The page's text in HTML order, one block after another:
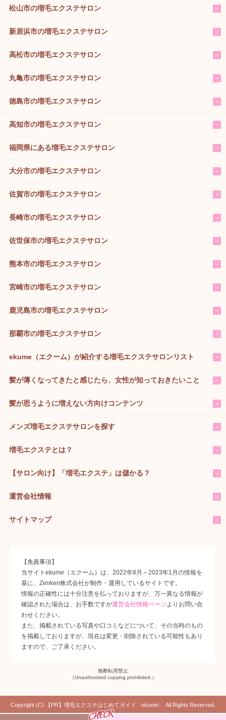
松山市の増毛エクステサロン
新居浜市の増毛エクステサロン
高松市の増毛エクステサロン
丸亀市の増毛エクステサロン
徳島市の増毛エクステサロン
高知市の増毛エクステサロン
福岡県にある増毛エクステサロン
大分市の増毛エクステサロン
佐賀市の増毛エクステサロン
長崎市の増毛エクステサロン
佐世保市の増毛エクステサロン
熊本市の増毛エクステサロン
宮崎市の増毛エクステサロン
鹿児島市の増毛エクステサロン
那覇市の増毛エクステサロン
ekume（エクーム）が紹介する増毛エクステサロンリスト
髪が薄くなってきたと感じたら、女性が知っておきたいこと
髪が思うように増えない方向けコンテンツ
メンズ増毛エクステサロンを探す
増毛エクステとは？
【サロン向け】「増毛エクステ」は儲かる？
運営会社情報
サイトマップ
【免責事項】
当サイトekume（エクーム）は、2022年8月～2023年1月の情報を
基に、Zenken株式会社が制作・運用しているサイトです。
情報の正確性には十分注意を払っておりますが、万一異なる情報が
確認された場合は、お手数ですが運営会社情報ページ よりお問い合
わせください。
また、掲載されている写真や口コミなどについて、その当時のもの
を掲載しておりますが、現在は変更・削除されている可能性もあり
ますので、ご了承ください。
無断転用禁止
（Unauthorized copying prohibited.）
Copyright (C) 増毛エクステはじめてガイド〈ekume〉 All Rights Reserved.